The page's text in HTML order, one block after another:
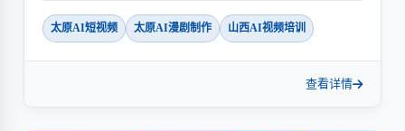
太原AI短视频 太原AI漫剧制作 山西AI视频培训
查看详情